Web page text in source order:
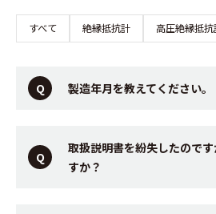
すべて 絶縁抵抗計 高圧絶縁抵抗
製造年月を教えてください。
取扱説明書を紛失したので
すか？